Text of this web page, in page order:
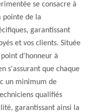
se consacre à
pointe de la
garantissant
et vos clients. Située
d'honneur à
s'assurant que chaque
un minimum de
qualifiés
garantissant ainsi la